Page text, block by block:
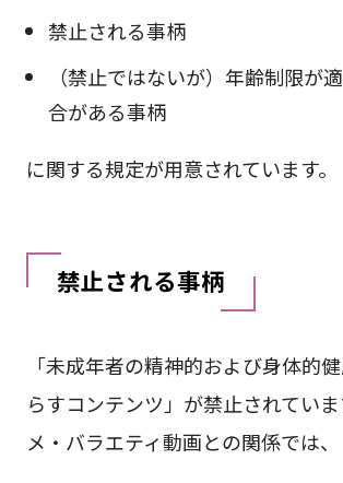
禁止される事柄
（禁止ではないが）年齢制限が
合がある事柄
に関する規定が用意されています。
禁止される事柄
「未成年者の精神的および身体的
らすコンテンツ」が禁止されてい
メ・バラエティ動画との関係では、